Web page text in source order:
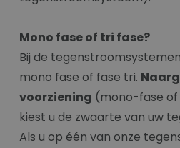
Mono fase of tri fase?
Bij de
mono fase of fase tri.
voorziening (mono-fase of
kiest u de zwaarte van uw
Als u op één van onze